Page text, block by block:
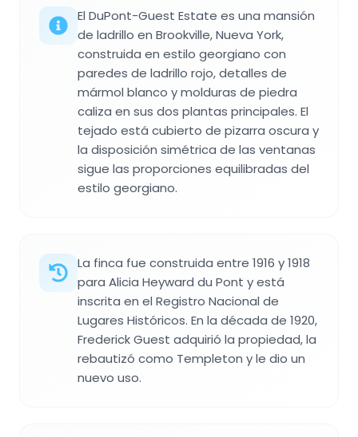
El DuPont-Guest Estate es una mansión
de ladrillo en Brookville, Nueva York,
construida en estilo georgiano con
paredes de ladrillo rojo, detalles de
mármol blanco y molduras de piedra
caliza en sus dos plantas principales. El
tejado está cubierto de pizarra oscura y
la disposición simétrica de las ventanas
sigue las proporciones equilibradas del
estilo georgiano.
La finca fue construida entre 1916 y 1918
para Alicia Heyward du Pont y está
inscrita en el Registro Nacional de
Lugares Históricos. En la década de 1920,
Frederick Guest adquirió la propiedad, la
rebautizó como Templeton y le dio un
nuevo uso.